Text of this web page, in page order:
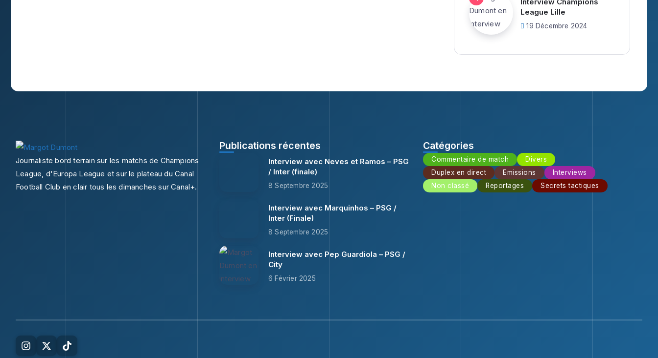
League Lille
19 Décembre 2024
Journaliste bord terrain sur les matchs de Champions
League, d'Europa League et sur le plateau du Canal
Football Club en clair tous les dimanches sur Canal+.
Publications récentes
Interview avec Neves et Ramos – PSG
/ Inter (finale)
8 Septembre 2025
Interview avec Marquinhos – PSG /
Inter (Finale)
8 Septembre 2025
Interview avec Pep Guardiola – PSG /
City
6 Février 2025
Catégories
Commentaire de match
Divers
Duplex en direct
Emissions
Interviews
Non classé
Reportages Secrets tactiques